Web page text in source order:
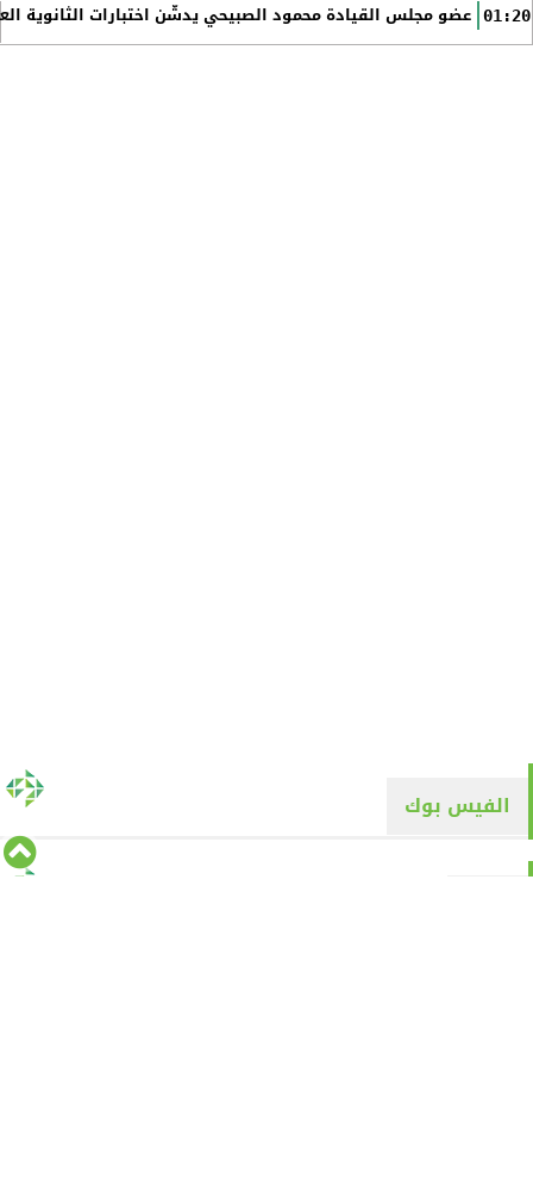
01:20 عضو مجلس القيادة محمود الصبيحي يدشّن اختبارات الثانوية
الفيس بوك